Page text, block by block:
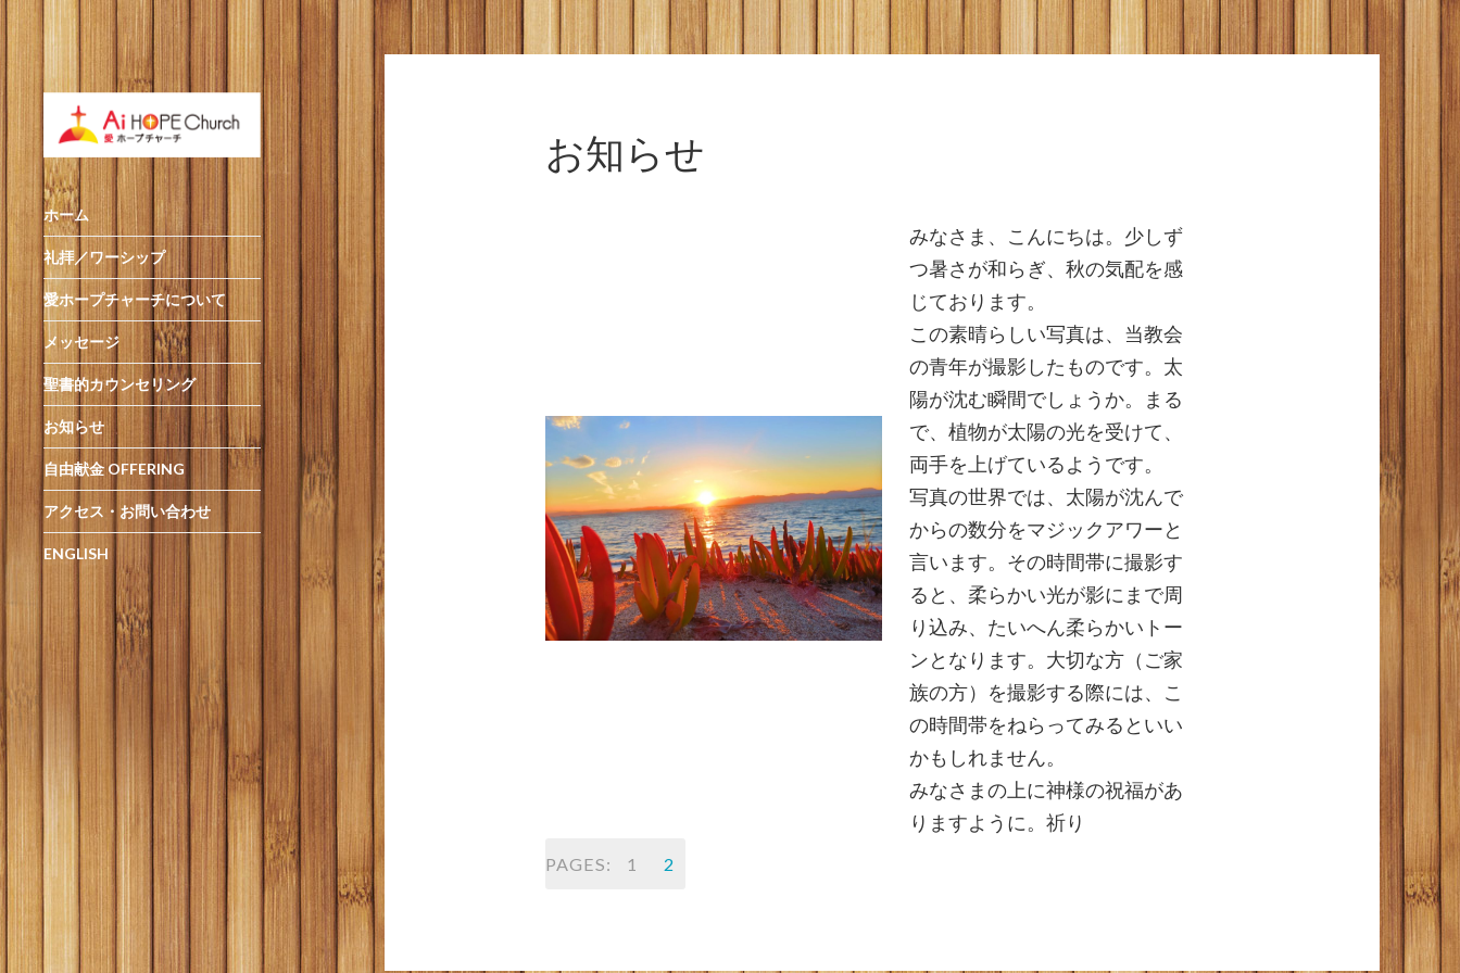
ホーム
礼拝／ワーシップ
愛ホープチャーチについて
メッセージ
聖書的カウンセリング
お知らせ
自由献金 OFFERING
アクセス・お問い合わせ
ENGLISH
お知らせ
みなさま、こんにちは。少しず
つ暑さが和らぎ、秋の気配を感
じております。
この素晴らしい写真は、当教会
の青年が撮影したものです。太
陽が沈む瞬間でしょうか。まる
で、植物が太陽の光を受けて、
両手を上げているようです。
写真の世界では、太陽が沈んで
からの数分をマジックアワーと
言います。その時間帯に撮影す
ると、柔らかい光が影にまで周
り込み、たいへん柔らかいトー
ンとなります。大切な方（ご家
族の方）を撮影する際には、こ
の時間帯をねらってみるといい
かもしれません。
みなさまの上に神様の祝福があ
りますように。祈り
PAGES: 1 2